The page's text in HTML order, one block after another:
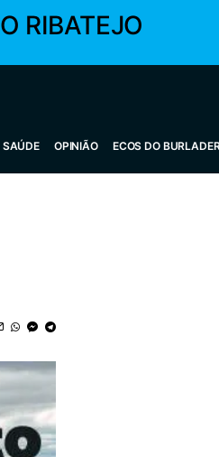
RIBATEJO
SAÚDE OPINIÃO ECOS DO